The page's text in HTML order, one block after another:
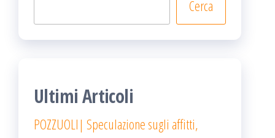
Cerca
Ultimi Articoli
POZZUOLI| Speculazione sugli affitti,